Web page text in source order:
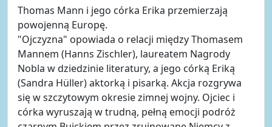
Thomas Mann i jego córka Erika przemierzają
powojenną Europę.
"Ojczyzna" opowiada o relacji między Thomasem
Mannem (Hanns Zischler), laureatem Nagrody
Nobla w dziedzinie literatury, a jego córką Eriką
(Sandra Hüller) aktorką i pisarką. Akcja rozgrywa
się w szczytowym okresie zimnej wojny. Ojciec i
córka wyruszają w trudną, pełną emocji podróż